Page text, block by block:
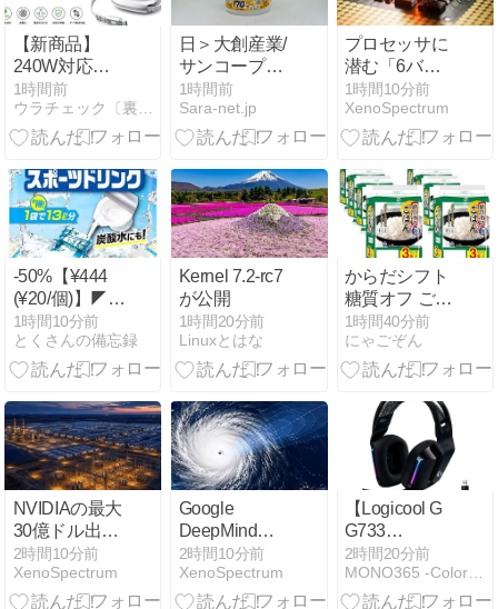
【新商品】
240W対応・
巻取式USB
Type-Cケーブ
ル「TALIX
Retractable
Cable」が発
売
1時間前
ウラチェック〔裏チェック〕
日＞大創産業/
サンコープラ
スチック/エブ
リーパック 浅
型
1時間前
Sara-net.jp
プロセッサに
潜む「6バイ
トの隙間」、
最新のSpectre
防御を突破す
撃の全貌
1時間10分前
XenoSpectrum
-50%【¥444
(¥20/個)】◤メ
ロディアン 自
分で作れるス
ポーツドリン
量
1時間10分前
とくさんの備忘録
Kernel 7.2-rc7
が公開
1時間20分前
Linuxとはな
からだシフト
糖質オフ ごは
ん 大麦入り
(150g×3食入
×8セット ) 低
く健康管理 (
高アミロース
米 / 大麦 /うる
ち米 ) 電子レ
ンジ調理 ( 時
短 / 災害時用 /
ローリングス
トックにも )
1時間40分前
にゃごぞん
NVIDIAの最大
30億ドル出資
報道と
Amazonの
7.65GW計
2時間10分前
XenoSpectrum
Google
DeepMind、
サイクロン予
測AIを公開：
平均1日先行
2時間10分前
XenoSpectrum
【Logicool G
G733
LIGHTSPEED】
軽量性、装着
快適性、デザ
2時間20分前
MONO365 -Color your days-